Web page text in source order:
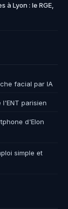
à Lyon : le RGE,
facial par IA
parisien
d'Elon
simple et